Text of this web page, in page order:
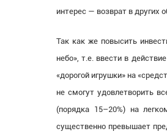
интерес — возврат в других
Так как же повысить
небо», т.е. ввести в
«дорогой игрушки» на
не смогут удовлетворить
(порядка 15–20%) на
существенно превышает